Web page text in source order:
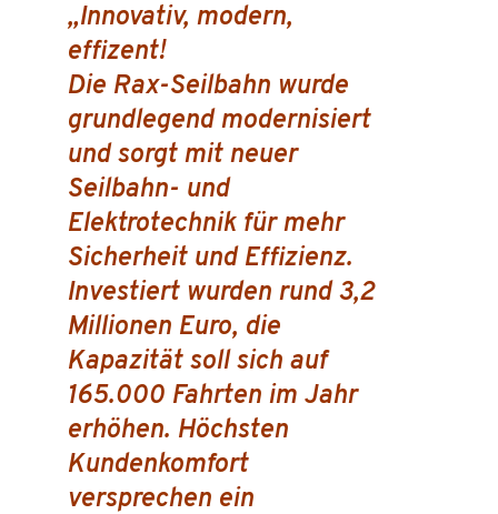
„Innovativ, modern,
effizent!
Die Rax-Seilbahn wurde
grundlegend modernisiert
und sorgt mit neuer
Seilbahn- und
Elektrotechnik für mehr
Sicherheit und Effizienz.
Investiert wurden rund 3,2
Millionen Euro, die
Kapazität soll sich auf
165.000 Fahrten im Jahr
erhöhen. Höchsten
Kundenkomfort
versprechen ein